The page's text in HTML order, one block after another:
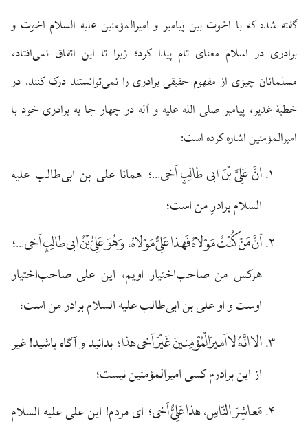
گفته شده که با اخوت بین پیامبر و امیرالمؤمنین علیه السلام اخوت و
برادری در اسلام معنای تام پیدا کرد؛ زیرا تا این اتفاق نمی‌افتاد،
مسلمانان چیزی از مفهوم حقیقی برادری را نمی‌توانستند درک کنند. در
خطبهٔ غدیر، پیامبر صلی الله علیه و آله در چهار جا به برادری خود با
امیرالمؤمنین اشاره کرده است:
انَّ عَلِیَّ بْنَ ابی طالِبٍ اَخی…؛ همانا علی بن ابی‌طالب علیه
السلام برادرِ من است؛
اَنَّ مَنْ کُنْتُ مَوْلاهُ فَهذا عَلِیٌّ مَوْلاهُ، وَ هُوَ عَلِیُّ بْنُ ابی طالِبٍ اَخی…؛
هرکس من صاحب‌اختیار اویم، این علی صاحب‌اختیار
اوست و او علی بن ابی‌طالب علیه السلام برادر من است؛
الا انَّهُ لا اَمیرَالْمُؤْمِنینَ غَیْرَ اَخی هذا؛ بدانید و آگاه باشید! غیر
از این برادرم کسی امیرالمؤمنین نیست؛
مَعاشِرَ النّاسِ، هذا عَلِیٌّ اَخی؛ ای مردم! این علی علیه السلام